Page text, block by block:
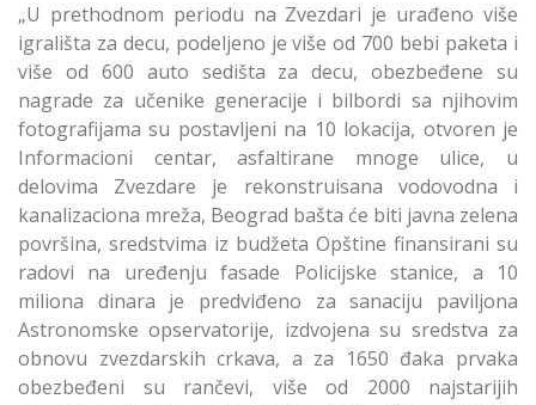
„U prethodnom periodu na Zvezdari je urađeno više
igrališta za decu, podeljeno je više od 700 bebi paketa i
više od 600 auto sedišta za decu, obezbeđene su
nagrade za učenike generacije i bilbordi sa njihovim
fotografijama su postavljeni na 10 lokacija, otvoren je
Informacioni centar, asfaltirane mnoge ulice, u
delovima Zvezdare je rekonstruisana vodovodna i
kanalizaciona mreža, Beograd bašta će biti javna zelena
površina, sredstvima iz budžeta Opštine finansirani su
radovi na uređenju fasade Policijske stanice, a 10
miliona dinara je predviđeno za sanaciju paviljona
Astronomske opservatorije, izdvojena su sredstva za
obnovu zvezdarskih crkava, a za 1650 đaka prvaka
obezbeđeni su rančevi, više od 2000 najstarijih